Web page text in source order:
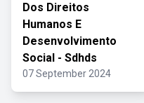
Dos Direitos
Humanos E
Desenvolvimento
Social - Sdhds
07 September 2024